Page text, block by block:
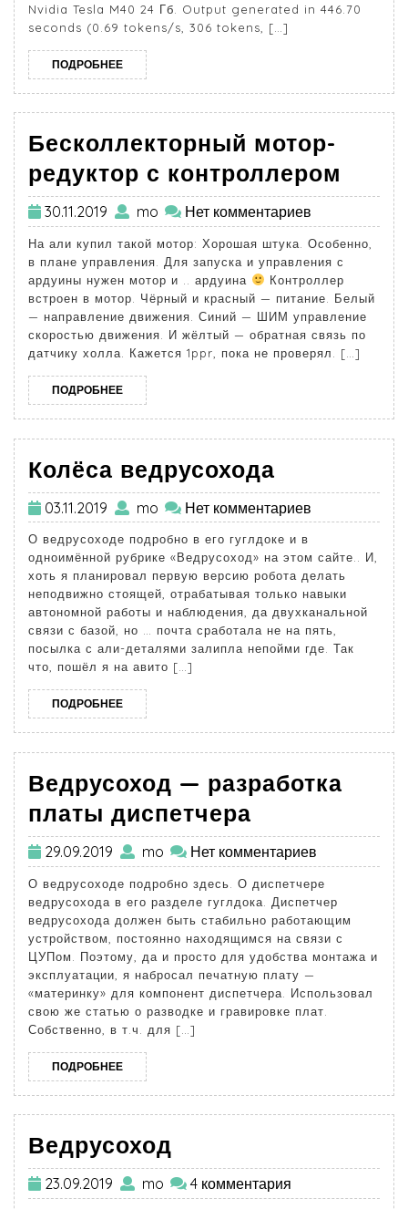
Nvidia Tesla M40 24 Гб. Output generated in 446.70
seconds (0.69 tokens/s, 306 tokens, […]
ПОДРОБНЕЕ
Бесколлекторный мотор-
редуктор с контроллером
30.11.2019 mo Нет комментариев
На али купил такой мотор: Хорошая штука. Особенно,
в плане управления. Для запуска и управления с
ардуины нужен мотор и .. ардуина
Контроллер
встроен в мотор. Чёрный и красный — питание. Белый
— направление движения. Синий — ШИМ управление
скоростью движения. И жёлтый — обратная связь по
датчику холла. Кажется 1ppr, пока не проверял. […]
ПОДРОБНЕЕ
Колёса ведрусохода
03.11.2019 mo Нет комментариев
О ведрусоходе подробно в его гуглдоке и в
одноимённой рубрике «Ведрусоход» на этом сайте.. И,
хоть я планировал первую версию робота делать
неподвижно стоящей, отрабатывая только навыки
автономной работы и наблюдения, да двухканальной
связи с базой, но … почта сработала не на пять,
посылка с али-деталями залипла непойми где. Так
что, пошёл я на авито […]
ПОДРОБНЕЕ
Ведрусоход — разработка
платы диспетчера
29.09.2019 mo Нет комментариев
О ведрусоходе подробно здесь. О диспетчере
ведрусохода в его разделе гуглдока. Диспетчер
ведрусохода должен быть стабильно работающим
устройством, постоянно находящимся на связи с
ЦУПом. Поэтому, да и просто для удобства монтажа и
эксплуатации, я набросал печатную плату —
«материнку» для компонент диспетчера. Использовал
свою же статью о разводке и гравировке плат.
Собственно, в т.ч. для […]
ПОДРОБНЕЕ
Ведрусоход
23.09.2019 mo 4 комментария